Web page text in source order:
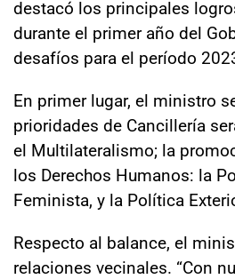
destacó los principales
durante el primer año del
desafíos para el período
En primer lugar, el ministro
prioridades de Cancillería
el Multilateralismo; la
los Derechos Humanos: la
Feminista, y la Política
Respecto al balance, el
relaciones vecinales. “Con